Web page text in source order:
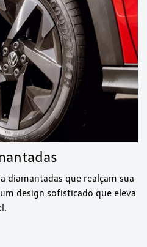
diamantadas que realçam sua
design sofisticado que eleva